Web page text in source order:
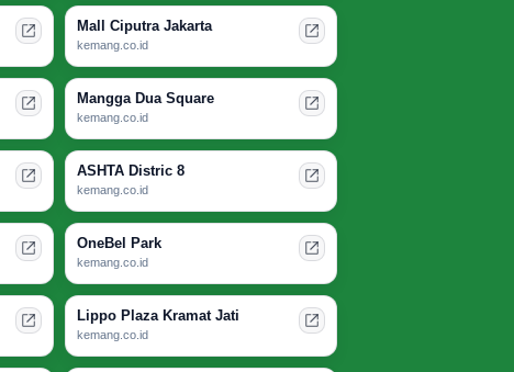
Mall Ciputra Jakarta
kemang.co.id
Mangga Dua Square
kemang.co.id
ASHTA Distric 8
kemang.co.id
OneBel Park
kemang.co.id
Lippo Plaza Kramat Jati
kemang.co.id